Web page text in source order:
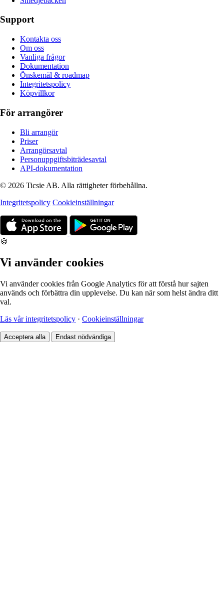
Support
Kontakta oss
Om oss
Vanliga frågor
Dokumentation
Önskemål & roadmap
Integritetspolicy
Köpvillkor
För arrangörer
Bli arrangör
Priser
Arrangörsavtal
Personuppgiftsbiträdesavtal
API-dokumentation
© 2026 Ticsie AB. Alla rättigheter förbehållna.
Integritetspolicy Cookieinställningar
🍪
Vi använder cookies
Vi använder cookies från Google Analytics för att förstå hur sajten
används och förbättra din upplevelse. Du kan när som helst ändra ditt
val.
Läs vår integritetspolicy · Cookieinställningar
Acceptera alla Endast nödvändiga